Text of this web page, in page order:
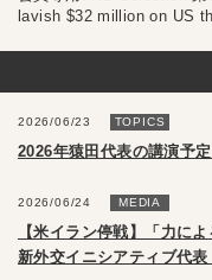
lavish $32 million on US
2026/06/23 TOPICS
2026年猿田代表の講演予定
2026/06/24 MEDIA
【米イラン停戦】「力に
新外交イニシアティブ代